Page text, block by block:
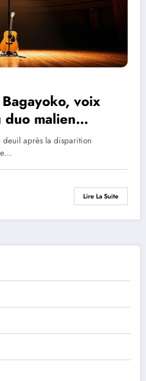
Bagayoko, voix
malien
deuil après la disparition
Lire La Suite